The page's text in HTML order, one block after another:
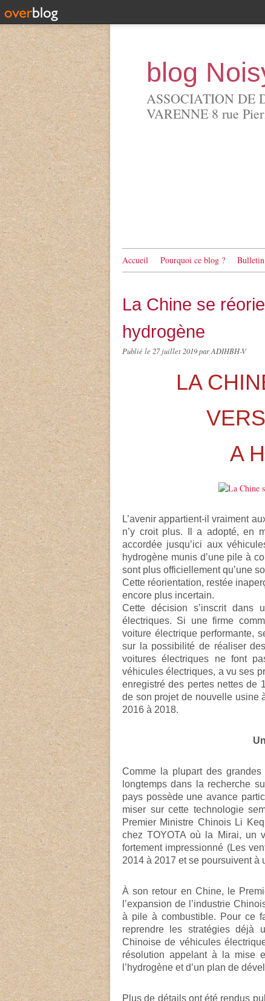
blog
ASSOCIATION DE
VARENNE 8 rue
Accueil Pourquoi ce blog ? Bulletin
La Chine se
hydrogène
Publié le 27 juillet 2019par ADIHBH-V
LA
A
L’avenir appartient-il vraiment
n’y croit plus. Il a adopté, en
accordée jusqu’ici aux
hydrogène munis d’une pile à
sont plus officiellement qu’une
Cette réorientation, restée
encore plus incertain.
Cette décision s’inscrit dans
électriques. Si une firme
voiture électrique performante,
sur la possibilité de réaliser
voitures électriques ne font
véhicules électriques, a vu ses
enregistré des pertes nettes de
de son projet de nouvelle usine
2016 à 2018.
Comme la plupart des
longtemps dans la recherche
pays possède une avance
miser sur cette technologie
Premier Ministre Chinois Li
chez TOYOTA où la Mirai, un
fortement impressionné (Les
2014 à 2017 et se poursuivent à
À son retour en Chine, le
l’expansion de l’industrie
à pile à combustible. Pour ce
reprendre les stratégies déjà
Chinoise de véhicules
résolution appelant à la mise
l’hydrogène et d’un plan de
Plus de détails ont été rendus